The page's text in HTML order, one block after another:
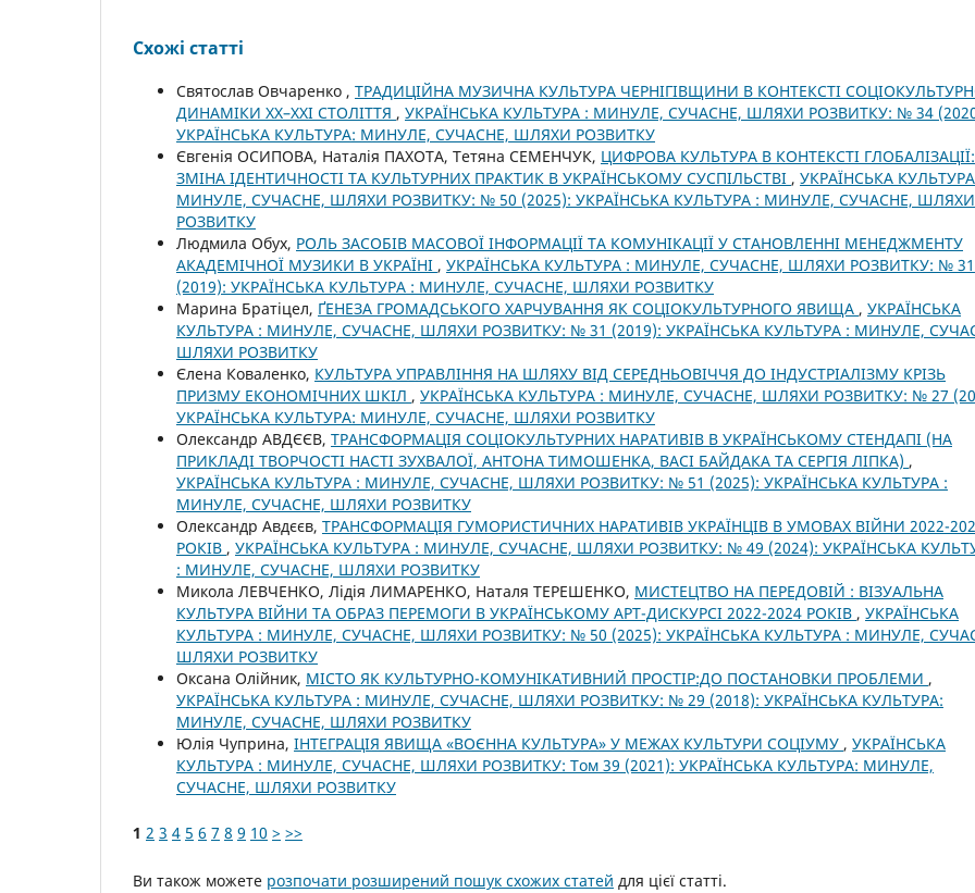
Схожі статті
Святослав Овчаренко , ТРАДИЦІЙНА МУЗИЧНА КУЛЬТУРА ЧЕРНІГІВЩИНИ В КОНТЕКСТІ
ДИНАМІКИ ХХ–ХХІ СТОЛІТТЯ , УКРАЇНСЬКА КУЛЬТУРА : МИНУЛЕ, СУЧАСНЕ, ШЛЯХИ РОЗВИТКУ: № 34
УКРАЇНСЬКА КУЛЬТУРА: МИНУЛЕ, СУЧАСНЕ, ШЛЯХИ РОЗВИТКУ
Євгенія ОСИПОВА, Наталія ПАХОТА, Тетяна СЕМЕНЧУК, ЦИФРОВА КУЛЬТУРА В КОНТЕКСТІ ГЛОБАЛІЗАЦІЇ:
ЗМІНА ІДЕНТИЧНОСТІ ТА КУЛЬТУРНИХ ПРАКТИК В УКРАЇНСЬКОМУ СУСПІЛЬСТВІ , УКРАЇНСЬКА
МИНУЛЕ, СУЧАСНЕ, ШЛЯХИ РОЗВИТКУ: № 50 (2025): УКРАЇНСЬКА КУЛЬТУРА : МИНУЛЕ, СУЧАСНЕ, ШЛЯХИ
РОЗВИТКУ
Людмила Обух, РОЛЬ ЗАСОБІВ МАСОВОЇ ІНФОРМАЦІЇ ТА КОМУНІКАЦІЇ У СТАНОВЛЕННІ МЕНЕДЖМЕНТУ
АКАДЕМІЧНОЇ МУЗИКИ В УКРАЇНІ , УКРАЇНСЬКА КУЛЬТУРА : МИНУЛЕ, СУЧАСНЕ, ШЛЯХИ РОЗВИТКУ: № 31
(2019): УКРАЇНСЬКА КУЛЬТУРА : МИНУЛЕ, СУЧАСНЕ, ШЛЯХИ РОЗВИТКУ
Марина Братіцел, ҐЕНЕЗА ГРОМАДСЬКОГО ХАРЧУВАННЯ ЯК СОЦІОКУЛЬТУРНОГО ЯВИЩА , УКРАЇНСЬКА
КУЛЬТУРА : МИНУЛЕ, СУЧАСНЕ, ШЛЯХИ РОЗВИТКУ: № 31 (2019): УКРАЇНСЬКА КУЛЬТУРА : МИНУЛЕ,
ШЛЯХИ РОЗВИТКУ
Єлена Коваленко, КУЛЬТУРА УПРАВЛІННЯ НА ШЛЯХУ ВІД СЕРЕДНЬОВІЧЧЯ ДО ІНДУСТРІАЛІЗМУ КРІЗЬ
ПРИЗМУ ЕКОНОМІЧНИХ ШКІЛ , УКРАЇНСЬКА КУЛЬТУРА : МИНУЛЕ, СУЧАСНЕ, ШЛЯХИ РОЗВИТКУ: № 27
УКРАЇНСЬКА КУЛЬТУРА: МИНУЛЕ, СУЧАСНЕ, ШЛЯХИ РОЗВИТКУ
Олександр АВДЄЄВ, ТРАНСФОРМАЦІЯ СОЦІОКУЛЬТУРНИХ НАРАТИВІВ В УКРАЇНСЬКОМУ СТЕНДАПІ (НА
ПРИКЛАДІ ТВОРЧОСТІ НАСТІ ЗУХВАЛОЇ, АНТОНА ТИМОШЕНКА, ВАСІ БАЙДАКА ТА СЕРГІЯ ЛІПКА) ,
УКРАЇНСЬКА КУЛЬТУРА : МИНУЛЕ, СУЧАСНЕ, ШЛЯХИ РОЗВИТКУ: № 51 (2025): УКРАЇНСЬКА КУЛЬТУРА :
МИНУЛЕ, СУЧАСНЕ, ШЛЯХИ РОЗВИТКУ
Олександр Авдєєв, ТРАНСФОРМАЦІЯ ГУМОРИСТИЧНИХ НАРАТИВІВ УКРАЇНЦІВ В УМОВАХ ВІЙНИ 2022-
РОКІВ , УКРАЇНСЬКА КУЛЬТУРА : МИНУЛЕ, СУЧАСНЕ, ШЛЯХИ РОЗВИТКУ: № 49 (2024): УКРАЇНСЬКА
: МИНУЛЕ, СУЧАСНЕ, ШЛЯХИ РОЗВИТКУ
Микола ЛЕВЧЕНКО, Лідія ЛИМАРЕНКО, Наталя ТЕРЕШЕНКО, МИСТЕЦТВО НА ПЕРЕДОВІЙ : ВІЗУАЛЬНА
КУЛЬТУРА ВІЙНИ ТА ОБРАЗ ПЕРЕМОГИ В УКРАЇНСЬКОМУ АРТ-ДИСКУРСІ 2022-2024 РОКІВ , УКРАЇНСЬКА
КУЛЬТУРА : МИНУЛЕ, СУЧАСНЕ, ШЛЯХИ РОЗВИТКУ: № 50 (2025): УКРАЇНСЬКА КУЛЬТУРА : МИНУЛЕ,
ШЛЯХИ РОЗВИТКУ
Оксана Олійник, МІСТО ЯК КУЛЬТУРНО-КОМУНІКАТИВНИЙ ПРОСТІР:ДО ПОСТАНОВКИ ПРОБЛЕМИ ,
УКРАЇНСЬКА КУЛЬТУРА : МИНУЛЕ, СУЧАСНЕ, ШЛЯХИ РОЗВИТКУ: № 29 (2018): УКРАЇНСЬКА КУЛЬТУРА:
МИНУЛЕ, СУЧАСНЕ, ШЛЯХИ РОЗВИТКУ
Юлія Чуприна, ІНТЕГРАЦІЯ ЯВИЩА «ВОЄННА КУЛЬТУРА» У МЕЖАХ КУЛЬТУРИ СОЦІУМУ , УКРАЇНСЬКА
КУЛЬТУРА : МИНУЛЕ, СУЧАСНЕ, ШЛЯХИ РОЗВИТКУ: Том 39 (2021): УКРАЇНСЬКА КУЛЬТУРА: МИНУЛЕ,
СУЧАСНЕ, ШЛЯХИ РОЗВИТКУ
1 2 3 4 5 6 7 8 9 10 > >>
Ви також можете розпочати розширений пошук схожих статей для цієї статті.